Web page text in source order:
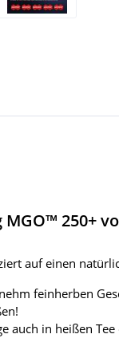
250+
auf einen
feinherben
auch in heißen